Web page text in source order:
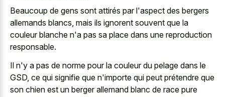
Beaucoup de gens sont attirés par l'aspect des bergers
allemands blancs, mais ils ignorent souvent que la
couleur blanche n'a pas sa place dans une reproduction
responsable.
Il n'y a pas de norme pour la couleur du pelage dans le
GSD, ce qui signifie que n'importe qui peut prétendre que
son chien est un berger allemand blanc de race pure